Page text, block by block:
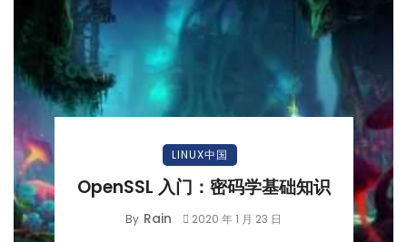
LINUX中国
OpenSSL 入门：密码学基础知识
By Rain 2020 年 1 月 23 日